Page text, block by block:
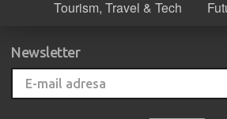
Tourism, Travel & Tech
Newsletter